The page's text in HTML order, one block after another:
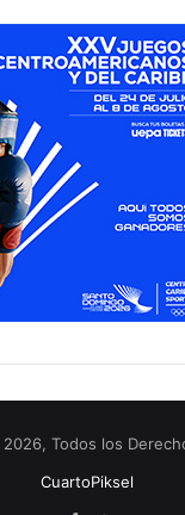
Todos los
CuartoPiksel